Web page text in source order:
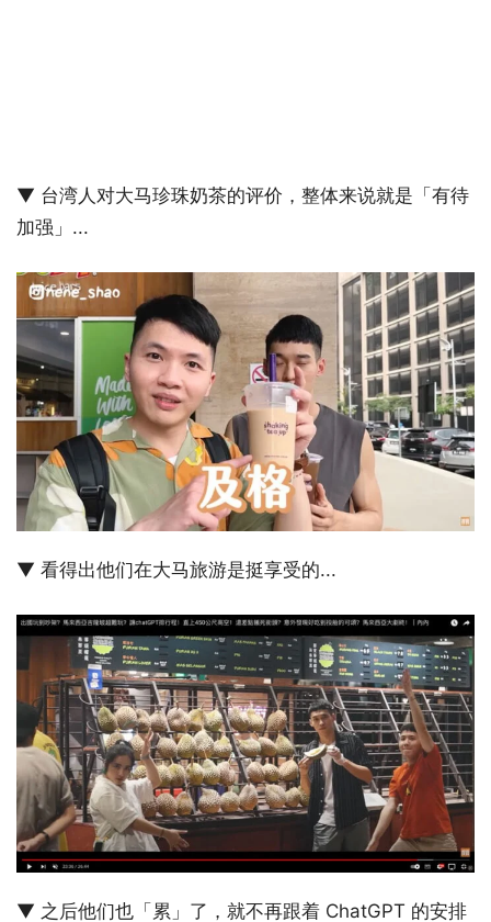
▼ 台湾人对大马珍珠奶茶的评价，整体来说就是「有待
加强」...
▼ 看得出他们在大马旅游是挺享受的...
▼ 之后他们也「累」了，就不再跟着 ChatGPT 的安排